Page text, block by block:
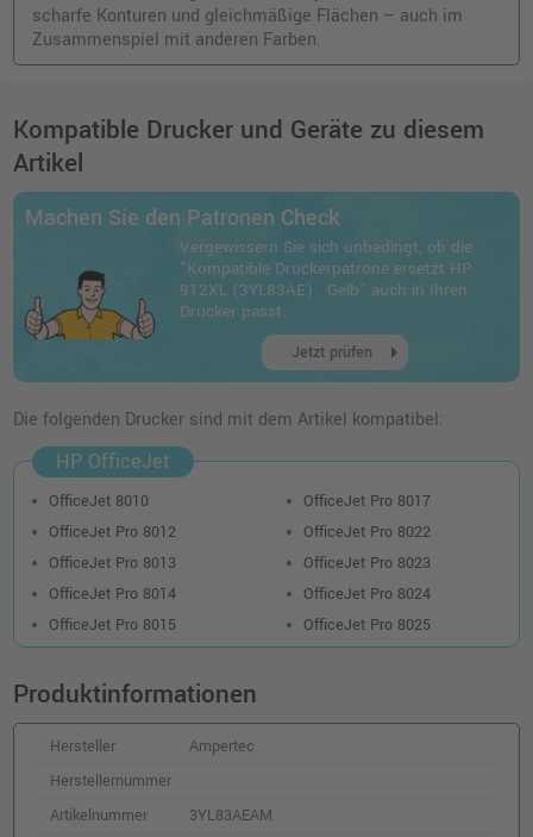
scharfe Konturen und gleichmäßige Flächen – auch im
Zusammenspiel mit anderen Farben.
Kompatible Drucker und Geräte zu diesem
Artikel
Machen Sie den Patronen Check
Vergewissern Sie sich unbedingt, ob die
"Kompatible Druckerpatrone ersetzt HP
912XL (3YL83AE) · Gelb" auch in Ihren
Drucker passt.
Jetzt prüfen arrow_right
Die folgenden Drucker sind mit dem Artikel kompatibel:
HP OfficeJet
OfficeJet 8010
OfficeJet Pro 8012
OfficeJet Pro 8013
OfficeJet Pro 8014
OfficeJet Pro 8015
OfficeJet Pro 8017
OfficeJet Pro 8022
OfficeJet Pro 8023
OfficeJet Pro 8024
OfficeJet Pro 8025
Produktinformationen
Hersteller
Ampertec
Herstellernummer
Artikelnummer
3YL83AEAM